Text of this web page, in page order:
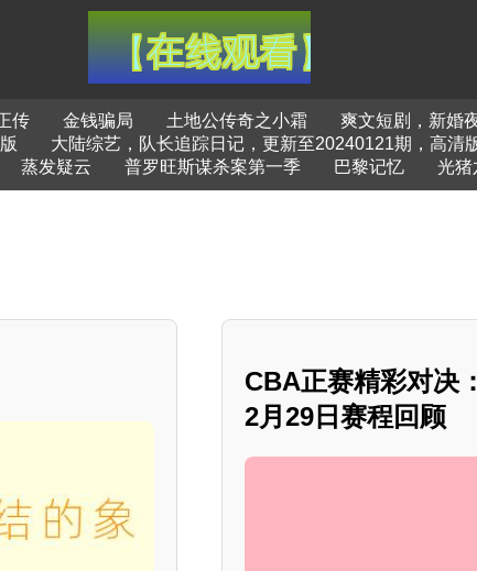
传 金钱骗局 土地公传奇之小霜 爽文短剧，新婚
大陆综艺，队长追踪日记，更新至20240121期，高清
蒸发疑云 普罗旺斯谋杀案第一季 巴黎记忆 光猪
CBA正赛精彩对决
2月29日赛程回顾